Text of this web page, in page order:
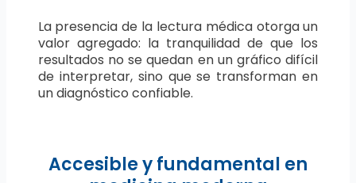
La presencia de la lectura médica otorga un
valor agregado: la tranquilidad de que los
resultados no se quedan en un gráfico difícil
de interpretar, sino que se transforman en
un diagnóstico confiable.
Accesible y fundamental en